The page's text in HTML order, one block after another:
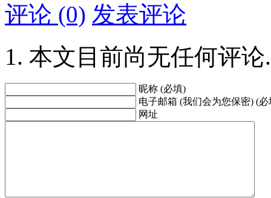
评论 (0) 发表评论
本文目前尚无任何评论.
昵称 (必填)
电子邮箱 (我们会为您保密) (必
网址